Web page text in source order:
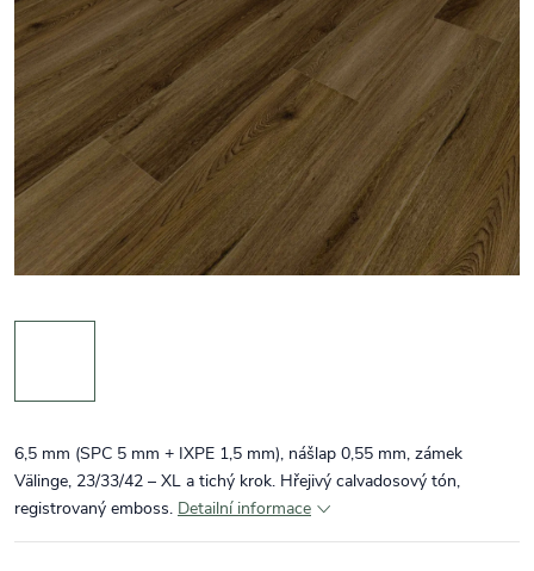
6,5 mm (SPC 5 mm + IXPE 1,5 mm), nášlap 0,55 mm, zámek
Välinge, 23/33/42 – XL a tichý krok. Hřejivý calvadosový tón,
registrovaný emboss. Detailní informace